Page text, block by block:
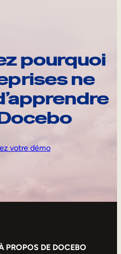
pourquoi
ne
votre démo
PROPOS DE DOCEBO